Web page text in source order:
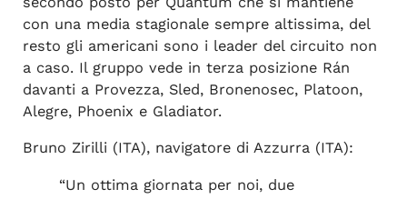
con una media stagionale sempre altissima, del
resto gli americani sono i leader del circuito non
a caso. Il gruppo vede in terza posizione Rán
davanti a Provezza, Sled, Bronenosec, Platoon,
Alegre, Phoenix e Gladiator.
Bruno Zirilli (ITA), navigatore di Azzurra (ITA):
“Un ottima giornata per noi, due